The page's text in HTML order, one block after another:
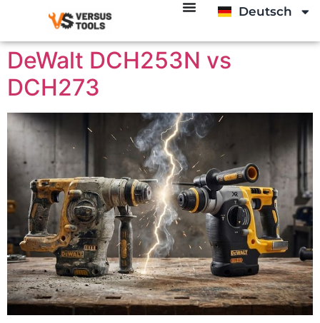
Deutsch
Italiano
DeWalt DCH253N vs
DCH273